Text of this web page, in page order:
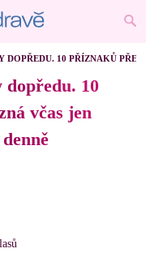
DOPŘEDU. 10 PŘÍZNAKŮ
10
včas jen